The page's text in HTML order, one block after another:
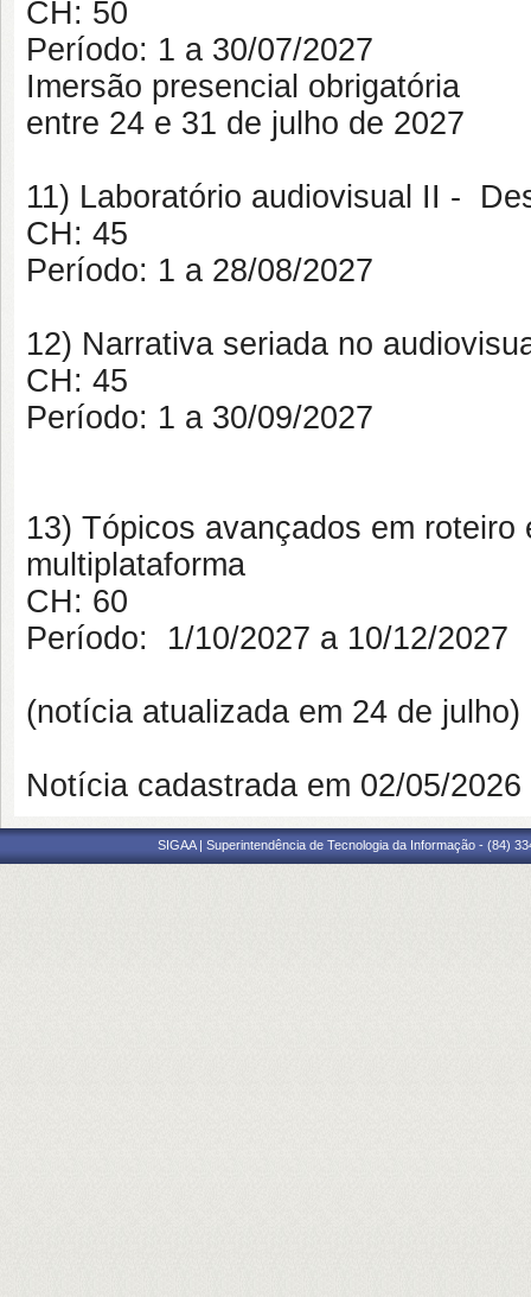
CH: 50
Período: 1 a 30/07/2027
Imersão presencial obrigatória
entre 24 e 31 de julho de 2027
11) Laboratório audiovisual II -
CH: 45
Período: 1 a 28/08/2027
12) Narrativa seriada no
CH: 45
Período: 1 a 30/09/2027
13) Tópicos avançados em
multiplataforma
CH: 60
Período: 1/10/2027 a 10/12/2027
(notícia atualizada em 24 de julho)
Notícia cadastrada em 02/05/
SIGAA | Superintendência de Tecnologia da Informação - (84)